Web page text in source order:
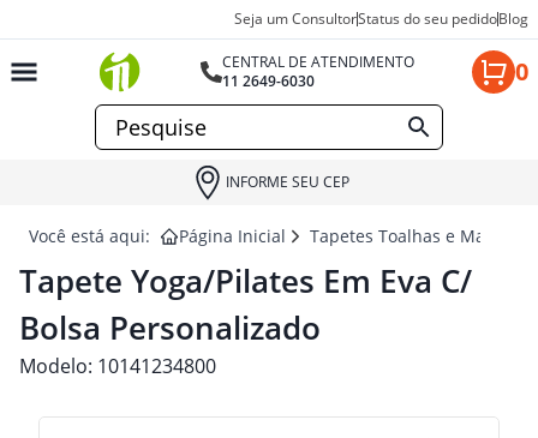
Seja um ConsultorStatus do seu pedidoBlog
CENTRAL DE ATENDIMENTO
11 2649-6030
0
INFORME SEU CEP
Você está aqui: Página Inicial Tapetes Toalhas e Mantas
Tapete Yoga/pilates Em Eva C/
Bolsa Personalizado
Modelo: 10141234800